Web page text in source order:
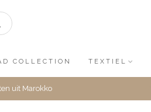
COLLECTION TEXTIEL
uit Marokko